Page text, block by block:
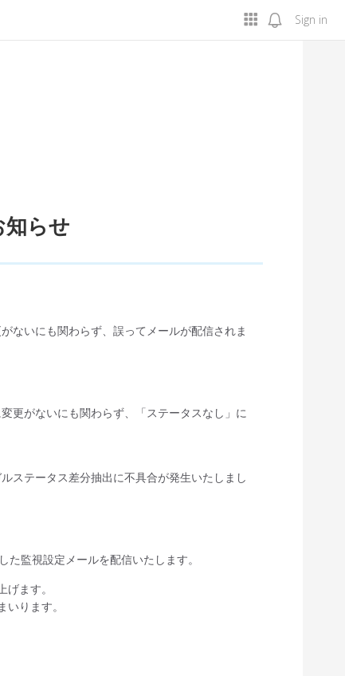
Sign in
らせ
ないにも関わらず、誤ってメールが配信されま
更がないにも関わらず、「ステータスなし」に
ステータス差分抽出に不具合が発生いたしまし
監視設定メールを配信いたします。
ます。
ります。